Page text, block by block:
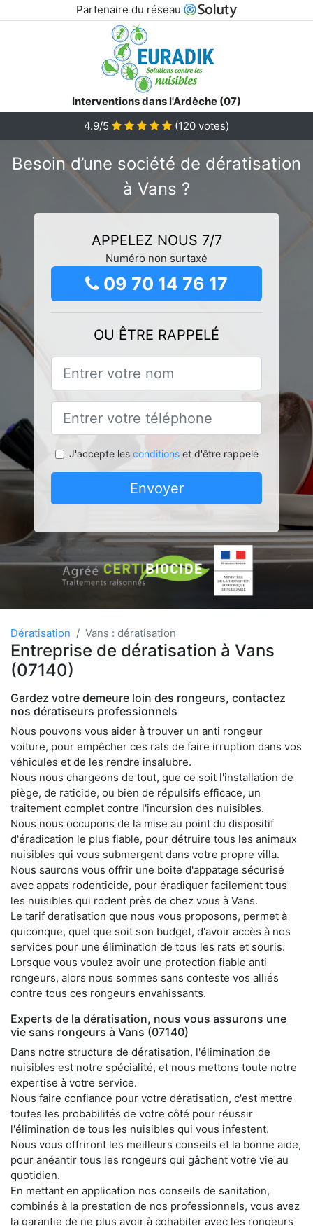
Partenaire du réseau
Interventions dans l'Ardèche (07)
4.9/5
(120 votes)
Besoin d’une société de dératisation
à Vans ?
APPELEZ NOUS 7/7
Numéro non surtaxé
09 70 14 76 17
OU ÊTRE RAPPELÉ
J'accepte les conditionset d'être rappelé
Envoyer
Dératisation Vans : dératisation
Entreprise de dératisation à Vans
(07140)
Gardez votre demeure loin des rongeurs, contactez
nos dératiseurs professionnels
Nous pouvons vous aider à trouver un anti rongeur
voiture, pour empêcher ces rats de faire irruption dans vos
véhicules et de les rendre insalubre.
Nous nous chargeons de tout, que ce soit l'installation de
piège, de raticide, ou bien de répulsifs efficace, un
traitement complet contre l'incursion des nuisibles.
Nous nous occupons de la mise au point du dispositif
d'éradication le plus fiable, pour détruire tous les animaux
nuisibles qui vous submergent dans votre propre villa.
Nous saurons vous offrir une boite d'appatage sécurisé
avec appats rodenticide, pour éradiquer facilement tous
les nuisibles qui rodent près de chez vous à Vans.
Le tarif deratisation que nous vous proposons, permet à
quiconque, quel que soit son budget, d'avoir accès à nos
services pour une élimination de tous les rats et souris.
Lorsque vous voulez avoir une protection fiable anti
rongeurs, alors nous sommes sans conteste vos alliés
contre tous ces rongeurs envahissants.
Experts de la dératisation, nous vous assurons une
vie sans rongeurs à Vans (07140)
Dans notre structure de dératisation, l'élimination de
nuisibles est notre spécialité, et nous mettons toute notre
expertise à votre service.
Nous faire confiance pour votre dératisation, c'est mettre
toutes les probabilités de votre côté pour réussir
l'élimination de tous les nuisibles qui vous infestent.
Nous vous offriront les meilleurs conseils et la bonne aide,
pour anéantir tous les rongeurs qui gâchent votre vie au
quotidien.
En mettant en application nos conseils de sanitation,
combinés à la prestation de nos professionnels, vous avez
la garantie de ne plus avoir à cohabiter avec les rongeurs